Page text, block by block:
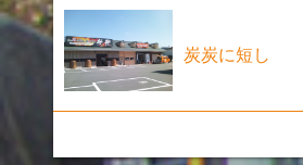
炭炭に短し